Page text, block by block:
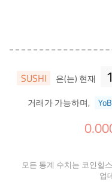
SUSHI 은(는) 현재 1
거래가 가능하며,
0.
모든 통계 수치는 코인힐
업